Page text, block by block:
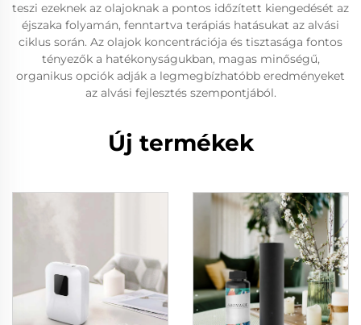
teszi ezeknek az olajoknak a pontos időzített kiengedését az
éjszaka folyamán, fenntartva terápiás hatásukat az alvási
ciklus során. Az olajok koncentrációja és tisztasága fontos
tényezők a hatékonyságukban, magas minőségű,
organikus opciók adják a legmegbízhatóbb eredményeket
az alvási fejlesztés szempontjából.
Új termékek